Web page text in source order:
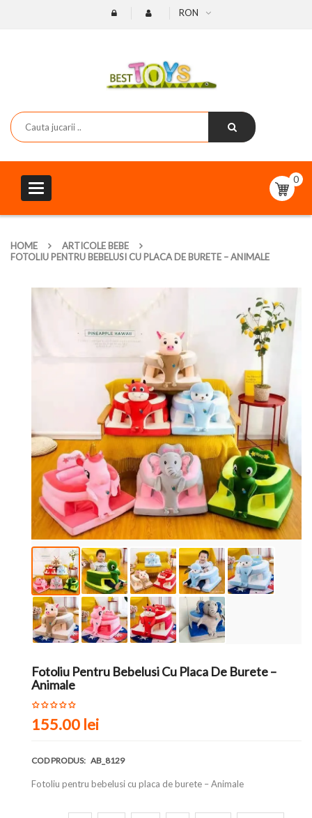
RON
Toggle
navigation
0
HOME
ARTICOLE BEBE
FOTOLIU PENTRU BEBELUSI CU PLACA DE BURETE – ANIMALE
Fotoliu Pentru Bebelusi Cu Placa De Burete –
Animale
155.00 lei
COD PRODUS: AB_8129
Fotoliu pentru bebelusi cu placa de burete – Animale